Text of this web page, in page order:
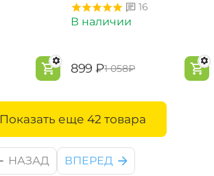
16
В наличии
‍899‍ ₽‍1 058‍₽
Показать еще 42 товара
НАЗАД ВПЕРЕД